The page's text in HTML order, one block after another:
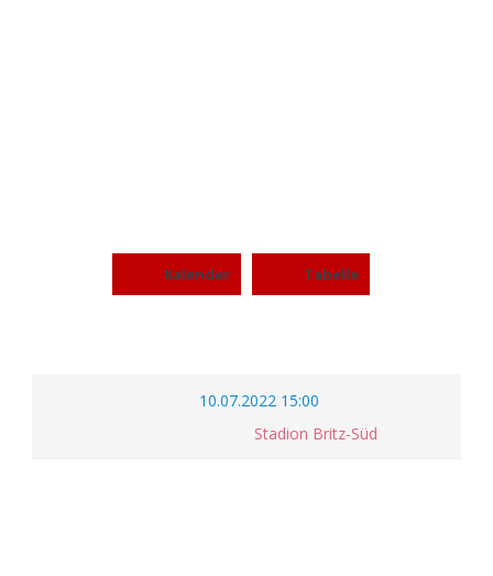
Kalender Tabelle
10.07.2022 15:00
Stadion Britz-Süd